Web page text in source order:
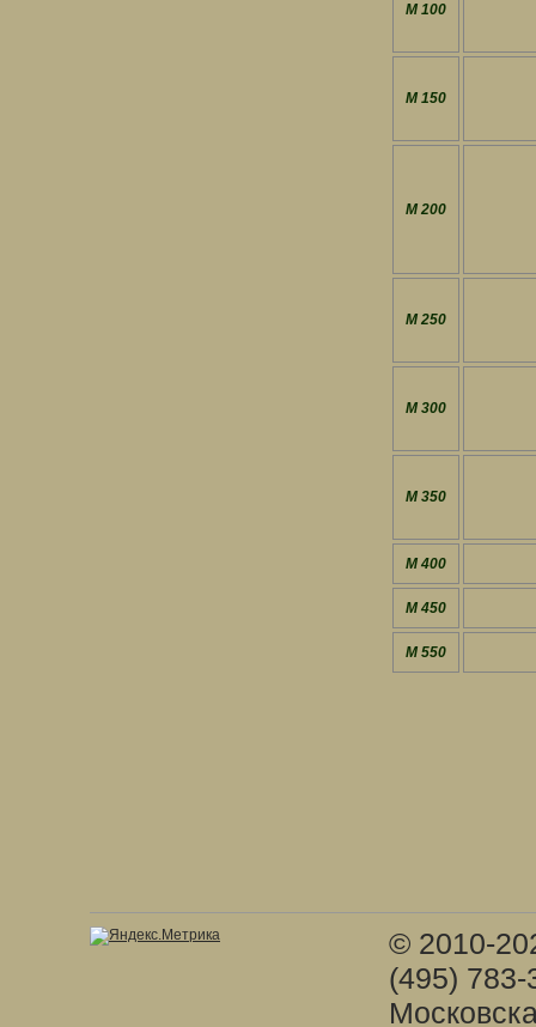
M 100
M 150
M 200
M 250
M 300
M 350
M 400
M 450
M 550
© 2010-
(495)